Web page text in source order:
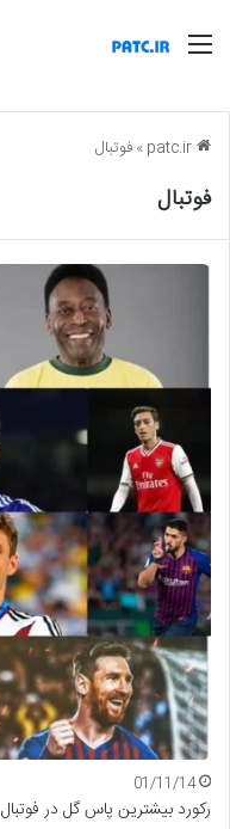
منو
»فوتبال
فوتبال
01/11/14
رکورد بیشترین پاس گل در فوتبال